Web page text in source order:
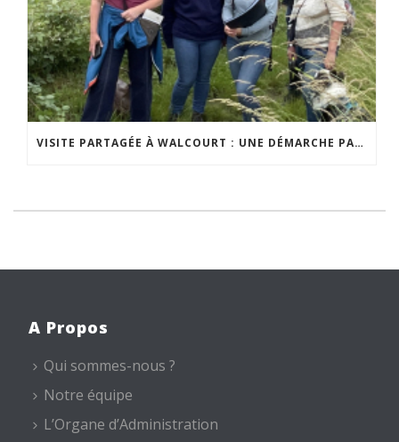
VISITE PARTAGÉE À WALCOURT : UNE DÉMARCHE PARTICIPATIVE ANIMÉE PAR ESPACE ENVIRONNEMENT
A Propos
Qui sommes-nous ?
Notre équipe
L’Organe d’Administration